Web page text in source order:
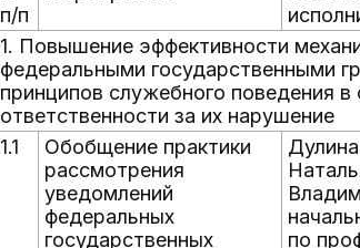
п/п
1. Повышение эффективности
федеральными государственными
принципов служебного поведения
ответственности за их нарушение
1.1
Обобщение практики
рассмотрения
уведомлений
федеральных
государственных
Дулина
по